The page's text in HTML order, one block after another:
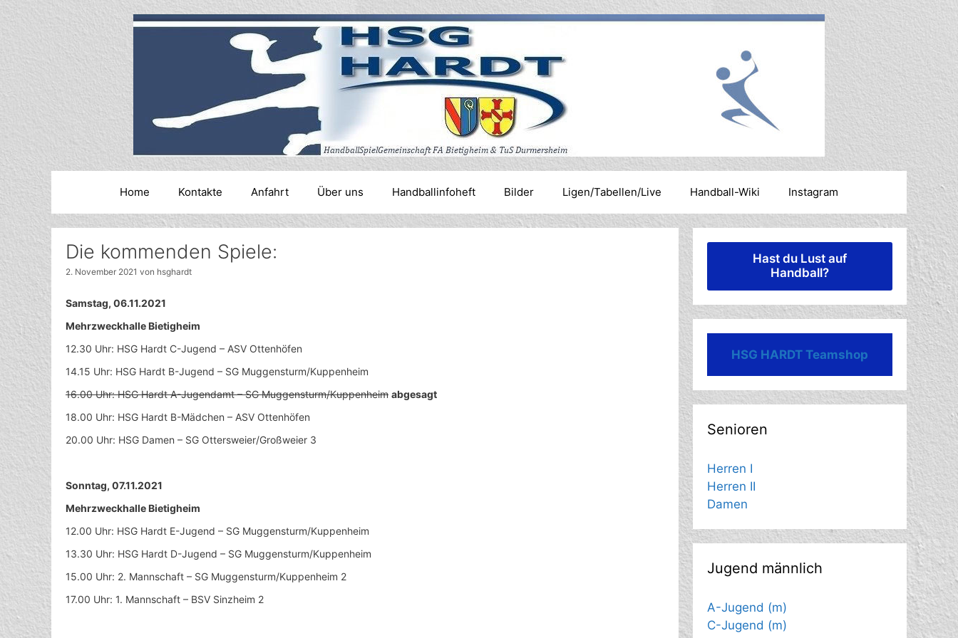
Inhalt
Home Kontakte Anfahrt Über uns Handballinfoheft Bilder Ligen/Tabellen/Live Handball-Wiki Instagram
Die kommenden Spiele:
2. November 2021 von hsghardt
Samstag, 06.11.2021
Mehrzweckhalle Bietigheim
12.30 Uhr: HSG Hardt C-Jugend – ASV Ottenhöfen
14.15 Uhr: HSG Hardt B-Jugend – SG Muggensturm/Kuppenheim
16.00 Uhr: HSG Hardt A-Jugendamt – SG Muggensturm/Kuppenheim abgesagt
18.00 Uhr: HSG Hardt B-Mädchen – ASV Ottenhöfen
20.00 Uhr: HSG Damen – SG Ottersweier/Großweier 3
Sonntag, 07.11.2021
Mehrzweckhalle Bietigheim
12.00 Uhr: HSG Hardt E-Jugend – SG Muggensturm/Kuppenheim
13.30 Uhr: HSG Hardt D-Jugend – SG Muggensturm/Kuppenheim
15.00 Uhr: 2. Mannschaft – SG Muggensturm/Kuppenheim 2
17.00 Uhr: 1. Mannschaft – BSV Sinzheim 2
Hast du Lust auf
Handball?
HSG HARDT Teamshop
Senioren
Herren I
Herren II
Damen
Jugend männlich
A-Jugend (m)
C-Jugend (m)